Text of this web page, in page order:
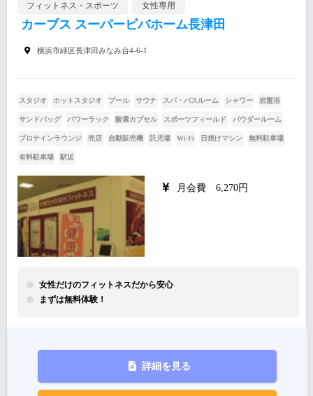
フィットネス・スポーツ 女性専用
カーブス スーパービバホーム長津田
横浜市緑区長津田みなみ台4-6-1
スタジオ ホットスタジオ プール サウナ スパ・バスルーム シャワー 岩盤浴
サンドバッグ パワーラック 酸素カプセル スポーツフィールド パウダールーム
プロテインラウンジ 売店 自動販売機 託児場 Wi-Fi 日焼けマシン 無料駐車場
有料駐車場 駅近
月会費 6,270円
女性だけのフィットネスだから安心
まずは無料体験！
詳細を見る